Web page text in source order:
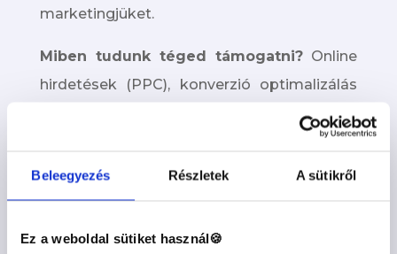
Beleegyezés Részletek A sütikről
Ez a weboldal sütiket használ🍪
marketingjüket.
Miben tudunk téged támogatni? Online
hirdetések (PPC), konverzió optimalizálás
(CRO) és konverzió optimalizált landing
oldal készítés. Ezen kívül van social media
managment szolgáltatásunk is, de ezt is
inkább bevétel szempontból közelítjük